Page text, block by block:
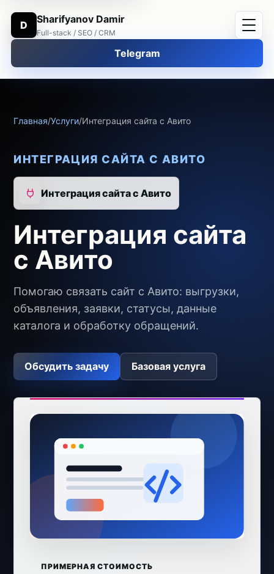
D Sharifyanov Damir
Full-stack / SEO / CRM
Telegram
Главная/Услуги/Интеграция сайта с Авито
ИНТЕГРАЦИЯ САЙТА С АВИТО
Интеграция сайта с Авито
Интеграция сайта
с Авито
Помогаю связать сайт с Авито: выгрузки,
объявления, заявки, статусы, данные
каталога и обработку обращений.
Обсудить задачу Базовая услуга
ПРИМЕРНАЯ СТОИМОСТЬ